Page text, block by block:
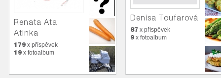
Renata Ata
Atinka
179 x příspěvek
19 x fotoalbum
Denisa Toufarová
87 x příspěvek
9 x fotoalbum